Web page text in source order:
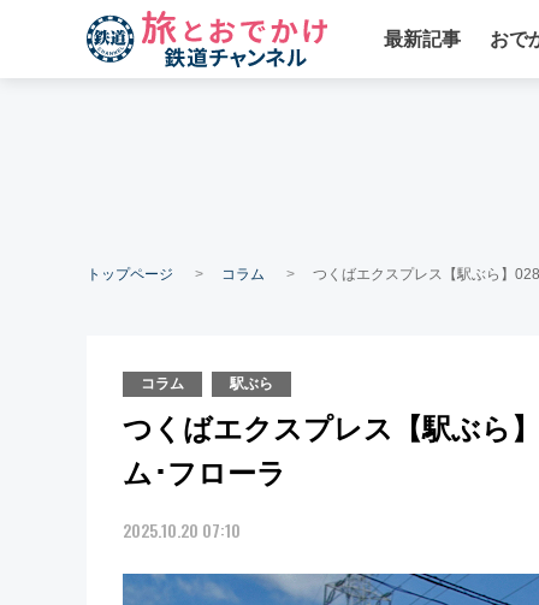
最新記事 おで
トップページ コラム つくばエクスプレス【駅ぶら】
コラム 駅ぶら
つくばエクスプレス【駅ぶ
ム･フローラ
2025.10.20 07:10